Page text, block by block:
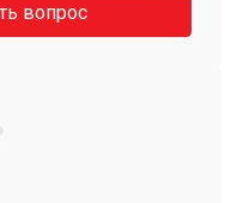
вопрос